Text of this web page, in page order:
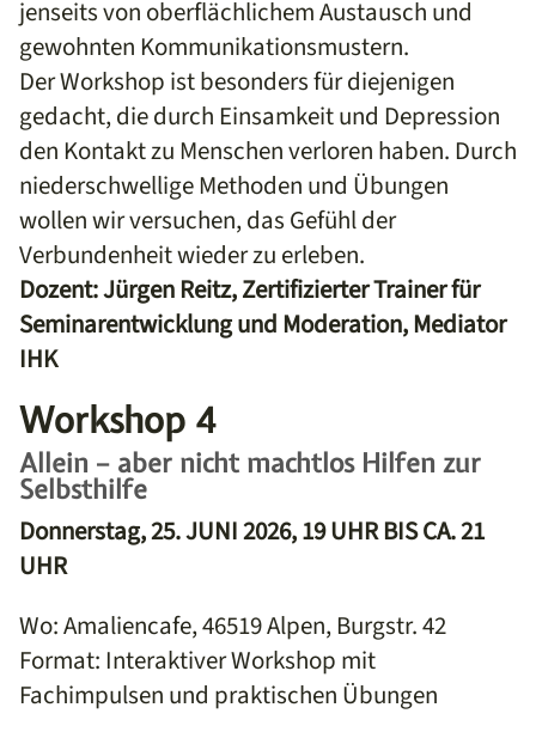
jenseits von oberflächlichem Austausch und
gewohnten Kommunikationsmustern.
Der Workshop ist besonders für diejenigen
gedacht, die durch Einsamkeit und Depression
den Kontakt zu Menschen verloren haben. Durch
niederschwellige Methoden und Übungen
wollen wir versuchen, das Gefühl der
Verbundenheit wieder zu erleben.
Dozent: Jürgen Reitz, Zertifizierter Trainer für
Seminarentwicklung und Moderation, Mediator
IHK
Workshop 4
Allein – aber nicht machtlos Hilfen zur
Selbsthilfe
Donnerstag, 25. JUNI 2026, 19 UHR BIS CA. 21
UHR
Wo: Amaliencafe, 46519 Alpen, Burgstr. 42
Format: Interaktiver Workshop mit
Fachimpulsen und praktischen Übungen